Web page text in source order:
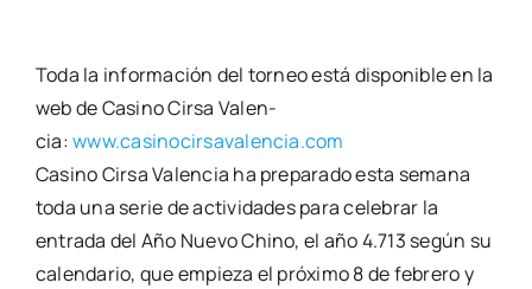
Toda la infor­ma­ción del tor­neo está dis­po­ni­ble en la
web de Casino Cir­sa Valen­
cia:www.casinocirsavalencia.com
Casino Cir­sa Valen­cia ha pre­pa­ra­do esta sema­na
toda una serie de acti­vi­da­des paracele­brar la
entra­da del Año Nue­vo Chino, el año 4.713 según su
calen­da­rio, queempie­za el pró­xi­mo 8 de febre­ro y